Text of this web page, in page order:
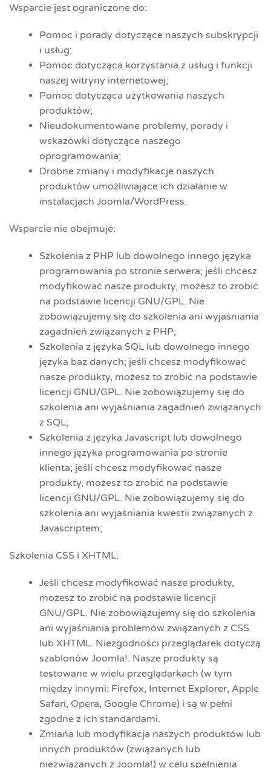
Wsparcie jest ograniczone do:
Pomoc i porady dotyczące naszych subskrypcji
i usług;
Pomoc dotycząca korzystania z usług i funkcji
naszej witryny internetowej;
Pomoc dotycząca użytkowania naszych
produktów;
Nieudokumentowane problemy, porady i
wskazówki dotyczące naszego
oprogramowania;
Drobne zmiany i modyfikacje naszych
produktów umożliwiające ich działanie w
instalacjach Joomla/WordPress.
Wsparcie nie obejmuje:
Szkolenia z PHP lub dowolnego innego języka
programowania po stronie serwera; jeśli chcesz
modyfikować nasze produkty, możesz to zrobić
na podstawie licencji GNU/GPL. Nie
zobowiązujemy się do szkolenia ani wyjaśniania
zagadnień związanych z PHP;
Szkolenia z języka SQL lub dowolnego innego
języka baz danych; jeśli chcesz modyfikować
nasze produkty, możesz to zrobić na podstawie
licencji GNU/GPL. Nie zobowiązujemy się do
szkolenia ani wyjaśniania zagadnień związanych
z SQL;
Szkolenia z języka Javascript lub dowolnego
innego języka programowania po stronie
klienta; jeśli chcesz modyfikować nasze
produkty, możesz to zrobić na podstawie
licencji GNU/GPL. Nie zobowiązujemy się do
szkolenia ani wyjaśniania kwestii związanych z
Javascriptem;
Szkolenia CSS i XHTML:
Jeśli chcesz modyfikować nasze produkty,
możesz to zrobić na podstawie licencji
GNU/GPL. Nie zobowiązujemy się do szkolenia
ani wyjaśniania problemów związanych z CSS
lub XHTML. Niezgodności przeglądarek dotyczą
szablonów Joomla!. Nasze produkty są
testowane w wielu przeglądarkach (w tym
między innymi: Firefox, Internet Explorer, Apple
Safari, Opera, Google Chrome) i są w pełni
zgodne z ich standardami.
Zmiana lub modyfikacja naszych produktów lub
innych produktów (związanych lub
niezwiązanych z Joomla!) w celu spełnienia